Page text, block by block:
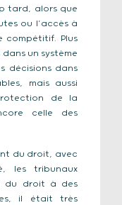
tard, alors que
ou l’accès à
compétitif. Plus
un système
décisions dans
mais aussi
de la
celle des
du droit, avec
les tribunaux
du droit à des
il était très